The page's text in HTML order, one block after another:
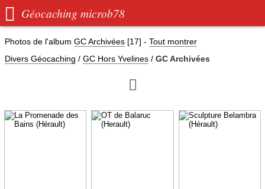
 Géocaching microb78
Photos de l'album GC Archivées [17] - Tout montrer
Divers Géocaching / GC Hors Yvelines / GC Archivées
